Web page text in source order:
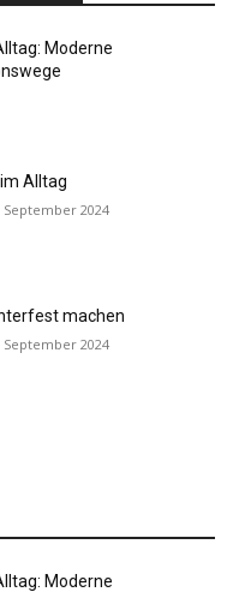
Moderne
Alltag
September 2024
machen
September 2024
Moderne